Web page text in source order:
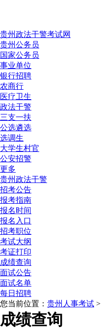
贵州政法干警考试网
贵州公务员
国家公务员
事业单位
银行招聘
农商行
医疗卫生
政法干警
三支一扶
公选遴选
选调生
大学生村官
公安招警
更多
贵州政法干警
招考公告
报考指南
报名时间
报名入口
招考职位
考试大纲
考证打印
成绩查询
面试公告
面试名单
每日招聘
您当前位置： 贵州人事考试 >
成绩查询